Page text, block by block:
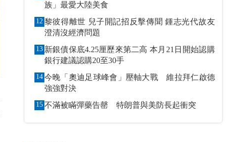
族」最愛大陸美食
12 黎彼得離世 兒子開記招反擊傳聞 鍾志光代故友
澄清沒經濟問題
13 新銀債保底4.25厘歷來第二高 本月21日開始認購
銀行建議認購20至30手
14 今晚「奧迪足球峰會」壓軸大戰 維拉拜仁啟德
強強對決
15 不滿被瞞彈藥告罄 特朗普與美防長起衝突